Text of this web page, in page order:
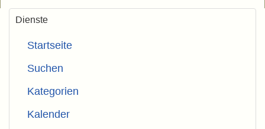
Dienste
Startseite
Suchen
Kategorien
Kalender